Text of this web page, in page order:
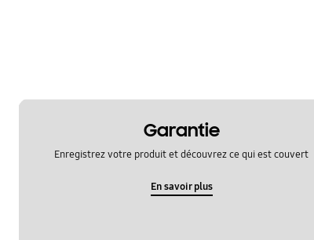
sns
Garantie
Enregistrez votre produit et découvrez ce qui est couvert
En savoir plus